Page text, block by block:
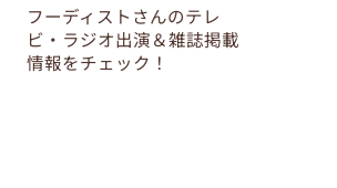
フーディストさんのテレ
ビ・ラジオ出演＆雑誌掲載
情報をチェック！